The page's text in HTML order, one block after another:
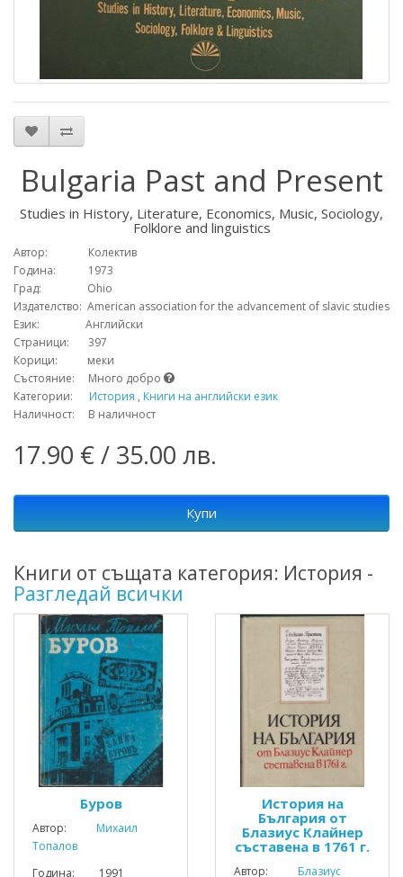
Bulgaria Past and Present
Studies in History, Literature, Economics, Music, Sociology,
Folklore and linguistics
Автор: Колектив
Година: 1973
Град: Ohio
Издателство: American association for the advancement of slavic studies
Език: Английски
Страници: 397
Корици: меки
Състояние: Много добро
Категории: История , Книги на английски език
Наличност: В наличност
17.90 € / 35.00 лв.
Купи
Книги от същата категория: История -
Разгледай всички
Буров
Автор:
Михаил
Топалов
Година: 1991
История на
България от
Блазиус Клайнер
съставена в 1761 г.
Автор: Блазиус